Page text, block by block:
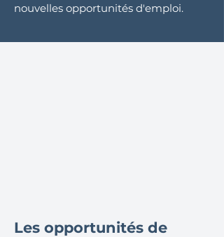
nouvelles opportunités d'emploi.
Les opportunités de